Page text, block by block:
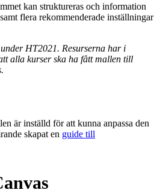
kan struktureras och information
flera rekommenderade inställningar
HT2021. Resurserna har i
alla kurser ska ha fått mallen till
är inställd för att kunna anpassa den
skapat en guide till